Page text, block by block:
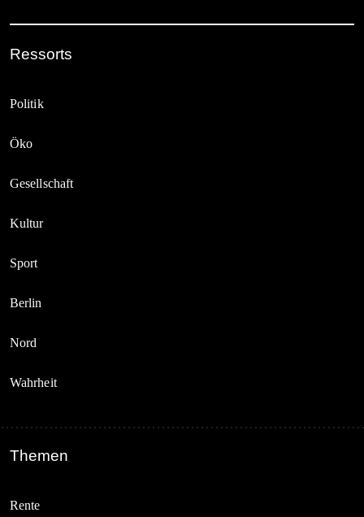
Ressorts
Politik
Öko
Gesellschaft
Kultur
Sport
Berlin
Nord
Wahrheit
Themen
Rente